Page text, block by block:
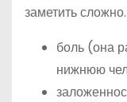
заметить
боль (она
нижнюю